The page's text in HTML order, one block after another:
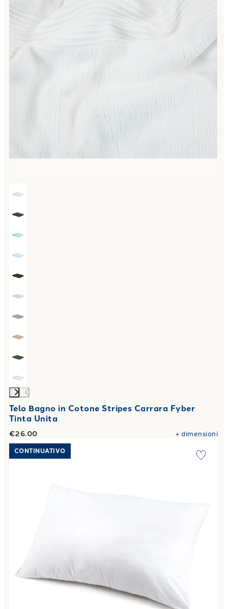
Telo Bagno in Cotone Stripes Carrara Fyber
Tinta Unita
€26.00 +dimensioni
Link to "Guanciale aurora in Cotone 800 gr
CONTINUATIVO